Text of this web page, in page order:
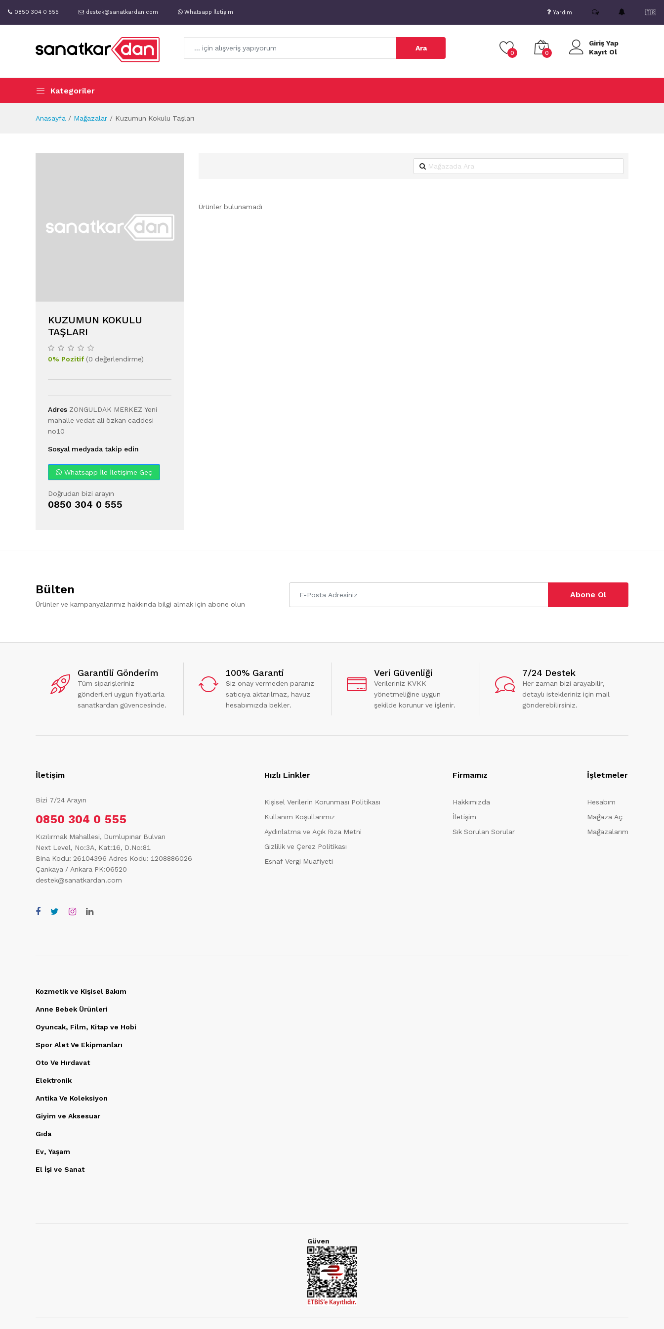
0850 304 0 555 destek@sanatkardan.com Whatsapp İletişim Yardım 🇹🇷
Ara
0 0
Giriş Yap
Kayıt Ol
Kategoriler
Anasayfa Mağazalar Kuzumun Kokulu Taşları
KUZUMUN KOKULU
TAŞLARI
0% Pozitif(0 değerlendirme)
Adres ZONGULDAK MERKEZ Yeni
mahalle vedat ali özkan caddesi
no10
Sosyal medyada takip edin
Whatsapp İle İletişime Geç
Doğrudan bizi arayın
0850 304 0 555
Ürünler bulunamadı
Bülten
Ürünler ve kampanyalarımız hakkında bilgi almak için abone olun
Abone Ol
Garantili Gönderim
Tüm siparişleriniz
gönderileri uygun fiyatlarla
sanatkardan güvencesinde.
100% Garanti
Siz onay vermeden paranız
satıcıya aktarılmaz, havuz
hesabımızda bekler.
Veri Güvenliği
Verileriniz KVKK
yönetmeliğine uygun
şekilde korunur ve işlenir.
7/24 Destek
Her zaman bizi arayabilir,
detaylı istekleriniz için mail
gönderebilirsiniz.
İletişim
Bizi 7/24 Arayın
0850 304 0 555
Kızılırmak Mahallesi, Dumlupınar Bulvarı
Next Level, No:3A, Kat:16, D.No:81
Bina Kodu: 26104396 Adres Kodu: 1208886026
Çankaya / Ankara PK:06520
destek@sanatkardan.com
Hızlı Linkler
Kişisel Verilerin Korunması Politikası
Kullanım Koşullarımız
Aydınlatma ve Açık Rıza Metni
Gizlilik ve Çerez Politikası
Esnaf Vergi Muafiyeti
Firmamız
Hakkımızda
İletişim
Sık Sorulan Sorular
İşletmeler
Hesabım
Mağaza Aç
Mağazalarım
Kozmetik ve Kişisel Bakım
Anne Bebek Ürünleri
Oyuncak, Film, Kitap ve Hobi
Spor Alet Ve Ekipmanları
Oto Ve Hırdavat
Elektronik
Antika Ve Koleksiyon
Giyim ve Aksesuar
Gıda
Ev, Yaşam
El İşi ve Sanat
Güven